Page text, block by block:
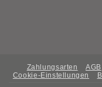
Zahlungsarten AGB
Cookie-Einstellungen